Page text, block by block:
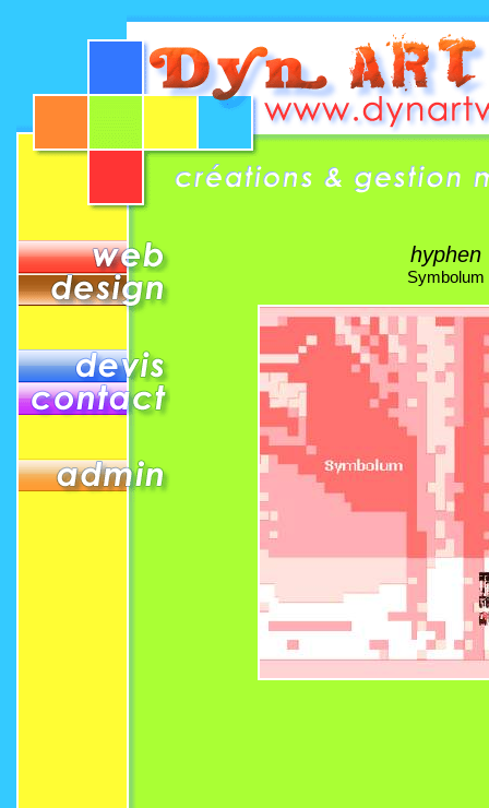
hyphen
Symbolum